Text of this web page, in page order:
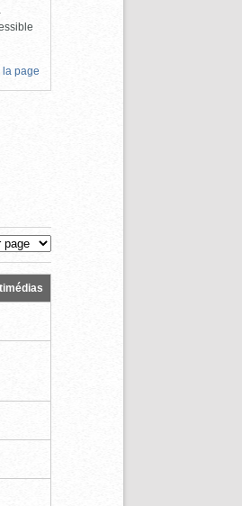
la page